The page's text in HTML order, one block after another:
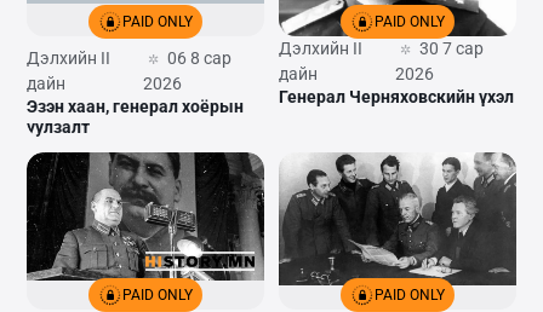
PAID ONLY
Дэлхийн II
дайн
06 8 сар
2026
Эзэн хаан, генерал хоёрын
уулзалт
PAID ONLY
Дэлхийн II
дайн
30 7 сар
2026
Генерал Черняховскийн үхэл
PAID ONLY PAID ONLY